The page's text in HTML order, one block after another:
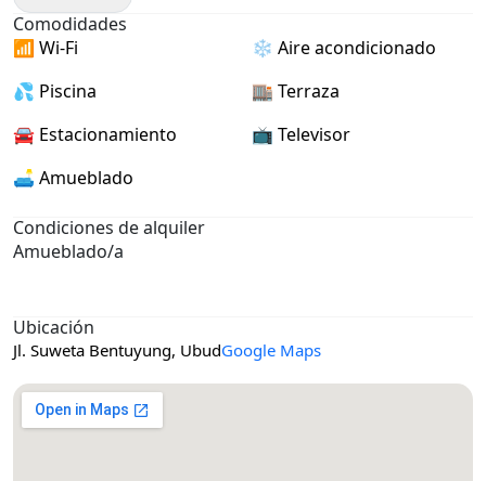
semana
• A 10 minutos del centro de Ubud (Palacio de Ubud)
• A 5 minutos de la Pirámide de Chi
• A 7 minutos del Parque Ubud
• A 1 minuto de la Escuela de Sanación Unificada
Comodidades
📶 Wi-Fi
❄️ Aire acondicionado
💦 Piscina
🏬 Terraza
🚘 Estacionamiento
📺 Televisor
🛋️ Amueblado
Condiciones de alquiler
Amueblado/a
Ubicación
Jl. Suweta Bentuyung, UbudGoogle Maps